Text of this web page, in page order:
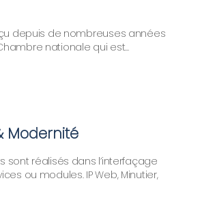
depuis de nombreuses années
nationale qui est...
Modernité
sont réalisés dans l’interfaçage
ou modules. IP Web, Minutier,